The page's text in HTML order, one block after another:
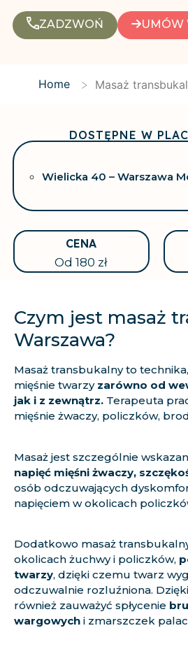
ZADZWOŃ UMÓW
Home > Masaż
DOSTĘPNE W
Wielicka 40 – Warszawa
CENA
Od 180 zł
Czym jest masaż
Warszawa?
Masaż transbukalny to
mięśnie twarzy zarówno od
jak i z zewnątrz. Terapeuta
mięśnie żwaczy, policzków,
Masaż jest szczególnie
napięć mięśni żwaczy,
osób odczuwających
napięciem w okolicach
Dodatkowo masaż
okolicach żuchwy i policzków,
twarzy, dzięki czemu twarz
odczuwalnie rozluźniona.
również zauważyć spłycenie
wargowych i zmarszczek